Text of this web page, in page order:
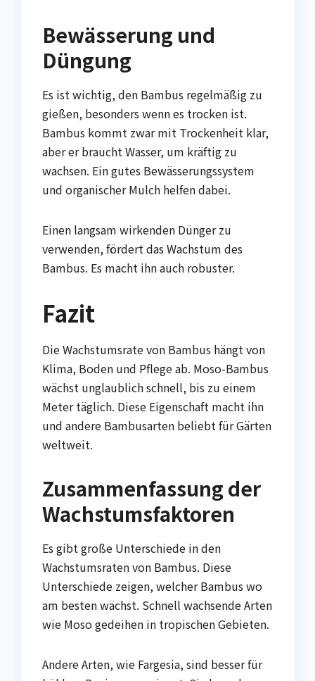
Bewässerung und
Düngung
Es ist wichtig, den Bambus regelmäßig zu
gießen, besonders wenn es trocken ist.
Bambus kommt zwar mit Trockenheit klar,
aber er braucht Wasser, um kräftig zu
wachsen. Ein gutes Bewässerungssystem
und organischer Mulch helfen dabei.
Einen langsam wirkenden Dünger zu
verwenden, fördert das Wachstum des
Bambus. Es macht ihn auch robuster.
Fazit
Die Wachstumsrate von Bambus hängt von
Klima, Boden und Pflege ab. Moso-Bambus
wächst unglaublich schnell, bis zu einem
Meter täglich. Diese Eigenschaft macht ihn
und andere Bambusarten beliebt für Gärten
weltweit.
Zusammenfassung der
Wachstumsfaktoren
Es gibt große Unterschiede in den
Wachstumsraten von Bambus. Diese
Unterschiede zeigen, welcher Bambus wo
am besten wächst. Schnell wachsende Arten
wie Moso gedeihen in tropischen Gebieten.
Andere Arten, wie Fargesia, sind besser für